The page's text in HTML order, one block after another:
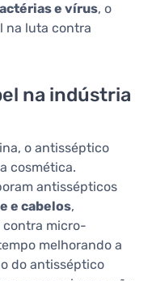
e vírus, o
na luta contra
na indústria
o antisséptico
cosmética.
antissépticos
e cabelos,
contra micro-
melhorando a
do antisséptico